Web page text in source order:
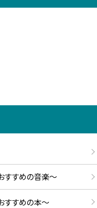
すすめの音楽～
すすめの本～